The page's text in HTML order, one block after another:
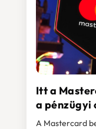
Itt a
a pénzügyi
A Mastercard